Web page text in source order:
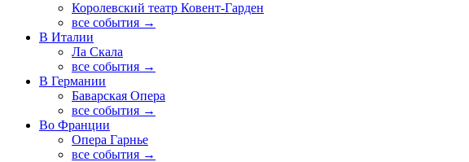
Королевский театр Ковент-Гарден
все события →
В Италии
Ла Скала
все события →
В Германии
Баварская Опера
все события →
Во Франции
Опера Гарнье
все события →